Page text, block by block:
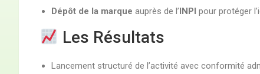
Dépôt de la marque auprès de l’INPI pour protéger
Les Résultats
Lancement structuré de l’activité avec conformité